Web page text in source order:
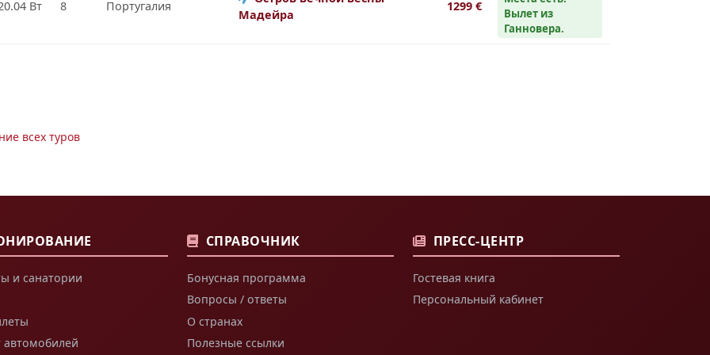
Вт 8 Португалия
Мадейра
1299 €
Вылет из
Ганновера.
всех туров
и санатории
автомобилей
СПРАВОЧНИК
Бонусная программа
Вопросы / ответы
О странах
Полезные ссылки
ПРЕСС-ЦЕНТР
Гостевая книга
Персональный кабинет